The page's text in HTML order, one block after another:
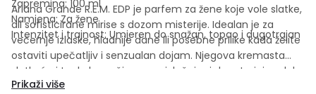
Zapremina: 100 ml
Namjena: Za žene
Intenzitet i trajnost: Umjeren do snažan, topao i dugotrajan
Ariana Grande R.E.M. EDP je parfem za žene koje vole slatke,
ali sofisticirane mirise s dozom misterije. Idealan je za
večernje izlaske, hladnije dane ili posebne prilike kada želite
ostaviti upečatljiv i senzualan dojam. Njegova kremasta
slatkoća i topla baza čine ga privlačnim i dugotrajnim, dok
aromatična nota lavande donosi moderan i drugačiji twist.
Prikaži više